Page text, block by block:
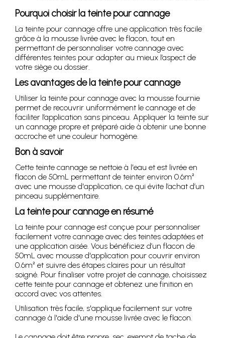
Pourquoi choisir la teinte pour cannage
La teinte pour cannage offre une application très facile
grâce à la mousse livrée avec le flacon, tout en
permettant de personnaliser votre cannage avec
différentes teintes pour adapter au mieux l’aspect de
votre siège ou dossier.
Les avantages de la teinte pour cannage
Utiliser la teinte pour cannage avec la mousse fournie
permet de recouvrir uniformément le cannage et de
faciliter l’application sans pinceau. Appliquer la teinte sur
un cannage propre et préparé aide à obtenir une bonne
accroche et une couleur homogène.
Bon à savoir
Cette teinte cannage se nettoie à l'eau et est livrée en
flacon de 50mL permettant de teinter environ 0.6m²
avec une mousse d'application, ce qui évite l’achat d’un
pinceau supplémentaire.
La teinte pour cannage en résumé
La teinte pour cannage est conçue pour personnaliser
facilement votre cannage avec des teintes adaptées et
une application aisée. Vous bénéficiez d’un flacon de
50mL avec mousse d'application pour couvrir environ
0.6m² et suivre des étapes claires pour un résultat
soigné. Pour finaliser votre projet de cannage, choisissez
cette teinte pour cannage et obtenez une finition en
accord avec vos attentes.
Utilisation très facile, s'applique facilement sur votre
cannage à l'aide d'une mousse livrée avec le flacon.